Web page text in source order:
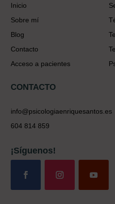
Inicio
Sobre mí
Blog
Contacto
Acceso a pacientes
CONTACTO
info@psicologiaenriquesantos.es
604 814 859
¡Síguenos!